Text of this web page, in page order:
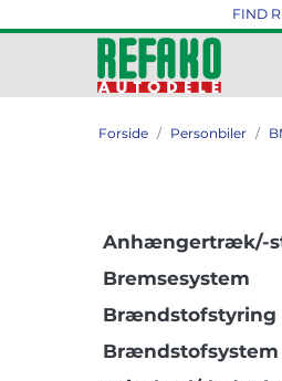
FIND
Forside Personbiler
Anhængertræk/-
Bremsesystem
Brændstofstyring
Brændstofsystem